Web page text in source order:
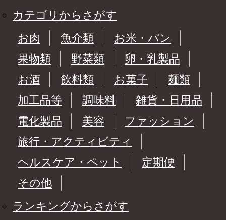
カテゴリからさがす
お肉
魚介類
お米・パン
果物類
野菜類
卵・乳製品
お酒
飲料類 お菓子
麺類
加工品等
調味料
雑貨・日用品
電化製品
美容
ファッション
旅行・アクティビティ
ヘルスケア・ペット
定期便
その他
ランキングからさがす